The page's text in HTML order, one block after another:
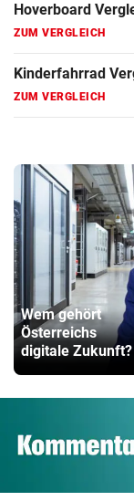
Hoverboard
ZUM VERGLEICH
Kinderfahrrad
ZUM VERGLEICH
Wem gehört
Österreichs
digitale Zukunft?